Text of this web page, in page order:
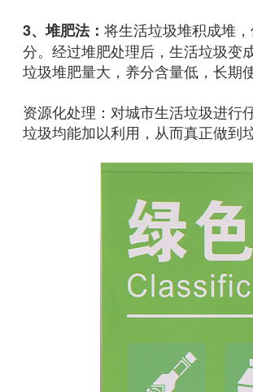
3、堆肥法： 将生活垃圾堆积成堆
分。经过堆肥处理后，生活垃圾变
垃圾堆肥量大，养分含量低，长期
资源化处理：对城市生活垃圾进行
垃圾均能加以利用，从而真正做到